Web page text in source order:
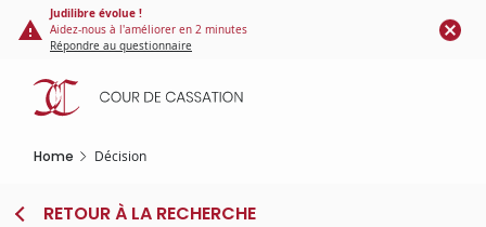
Cookies management panel
content
Judilibre évolue !
Aidez-nous à l'améliorer en 2 minutes
Répondre au questionnaire
Home Décision
RETOUR À LA RECHERCHE